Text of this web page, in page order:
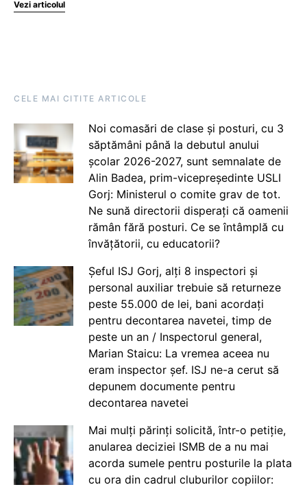
Vezi articolul
CELE MAI CITITE ARTICOLE
Noi comasări de clase și posturi, cu 3
săptămâni până la debutul anului
școlar 2026-2027, sunt semnalate de
Alin Badea, prim-vicepreședinte USLI
Gorj: Ministerul o comite grav de tot.
Ne sună directorii disperați că oamenii
rămân fără posturi. Ce se întâmplă cu
învățătorii, cu educatorii?
Șeful ISJ Gorj, alți 8 inspectori și
personal auxiliar trebuie să returneze
peste 55.000 de lei, bani acordați
pentru decontarea navetei, timp de
peste un an / Inspectorul general,
Marian Staicu: La vremea aceea nu
eram inspector șef. ISJ ne-a cerut să
depunem documente pentru
decontarea navetei
Mai mulți părinți solicită, într-o petiție,
anularea deciziei ISMB de a nu mai
acorda sumele pentru posturile la plata
cu ora din cadrul cluburilor copiilor: